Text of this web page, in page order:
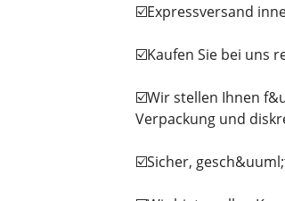
☑️Expressversand
☑️Kaufen Sie bei uns
☑️Wir stellen Ihnen
Verpackung und
☑️Sicher,